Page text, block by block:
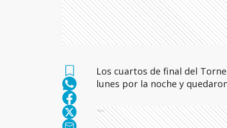
Los cuartos de final del
lunes por la noche y
Ads